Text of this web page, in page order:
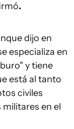
.
dijo en
especializa en
y tiene
está al tanto
civiles
en el